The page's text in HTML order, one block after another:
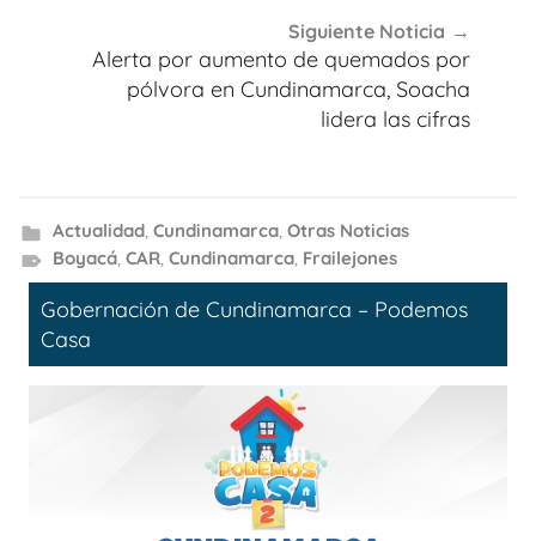
Siguiente Noticia
Alerta por aumento de quemados por
pólvora en Cundinamarca, Soacha
lidera las cifras
Actualidad, Cundinamarca, Otras Noticias
Boyacá, CAR, Cundinamarca, Frailejones
Gobernación de Cundinamarca – Podemos
Casa